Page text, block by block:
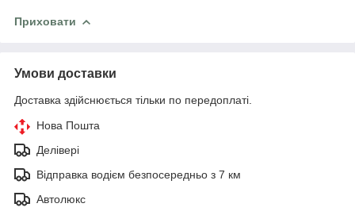
Приховати
Умови доставки
Доставка здійснюється тільки по передоплаті.
Нова Пошта
Делівері
Відправка водієм безпосередньо з 7 км
Автолюкс